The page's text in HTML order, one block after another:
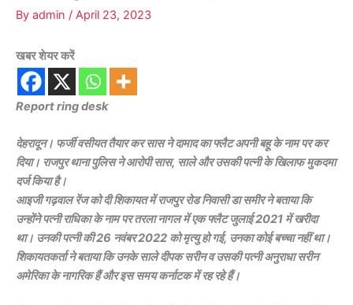
By admin / April 23, 2023
खबर शेयर करें
Report ring desk
देहरादून। फर्जी वसीयत तैयार कर सास ने दामाद का फ्लैट अपनी बहू के नाम पर कर
दिया। राजपुर थाना पुलिस ने आरोपी सास, साले और उसकी पत्नी के खिलाफ मुकदमा
दर्ज किया है।
आइजी गढ़वाल रेंज को दी शिकायत में राजपुर रोड निवासी डा समीर ने बताया कि
उन्होंने पत्नी राधिका के नाम पर तरला नागल में एक फ्लैट जुलाई 2021 में खरीदा
था। उनकी पत्नी की 26 नवंबर 2022 को मृत्यु हो गई, उनका कोई बच्चा नहीं था।
शिकायतकर्ता ने बताया कि उनके साले दीपक सरीन व उसकी पत्नी अनुराधा सरीन
अमेरिका के नागरिक हैं और इस समय कर्नाटक में रह रहे हैं।